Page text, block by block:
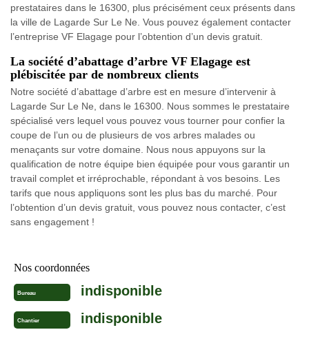
prestataires dans le 16300, plus précisément ceux présents dans
la ville de Lagarde Sur Le Ne. Vous pouvez également contacter
l’entreprise VF Elagage pour l’obtention d’un devis gratuit.
La société d’abattage d’arbre VF Elagage est
plébiscitée par de nombreux clients
Notre société d’abattage d’arbre est en mesure d’intervenir à
Lagarde Sur Le Ne, dans le 16300. Nous sommes le prestataire
spécialisé vers lequel vous pouvez vous tourner pour confier la
coupe de l’un ou de plusieurs de vos arbres malades ou
menaçants sur votre domaine. Nous nous appuyons sur la
qualification de notre équipe bien équipée pour vous garantir un
travail complet et irréprochable, répondant à vos besoins. Les
tarifs que nous appliquons sont les plus bas du marché. Pour
l’obtention d’un devis gratuit, vous pouvez nous contacter, c’est
sans engagement !
Nos coordonnées
Bureau indisponible
Chantier indisponible